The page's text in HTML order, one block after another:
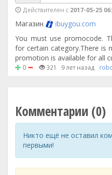
Действителен с 2017-05-25
Магазин
ibuygou.com
You must use promocode.
for certain category.There is
promotion is available for all
0 321 9 лет назад
Комментарии (0)
Никто ещё не оставил
первыми!